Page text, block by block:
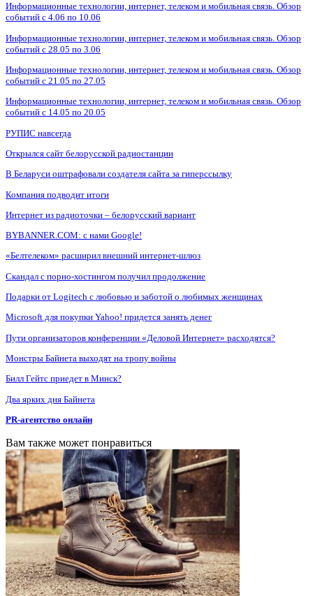
Информационные технологии, интернет, телеком и мобильная связь. Обзор
событий с 4.06 по 10.06
Информационные технологии, интернет, телеком и мобильная связь. Обзор
событий с 28.05 по 3.06
Информационные технологии, интернет, телеком и мобильная связь. Обзор
событий с 21.05 по 27.05
Информационные технологии, интернет, телеком и мобильная связь. Обзор
событий с 14.05 по 20.05
РУПИС навсегда
Открылся сайт белорусской радиостанции
В Беларуси оштрафовали создателя сайта за гиперссылку
Компания подводит итоги
Интернет из радиоточки – белорусский вариант
BYBANNER.COM: c нами Google!
«Белтелеком» расширил внешний интернет-шлюз
Скандал с порно-хостингом получил продолжение
Подарки от Logitech с любовью и заботой о любимых женщинах
Microsoft для покупки Yahoo! придется занять денег
Пути организаторов конференции «Деловой Интернет» расходятся?
Монстры Байнета выходят на тропу войны
Билл Гейтс приедет в Минск?
Два ярких дня Байнета
PR-агентство онлайн
Вам также может понравиться